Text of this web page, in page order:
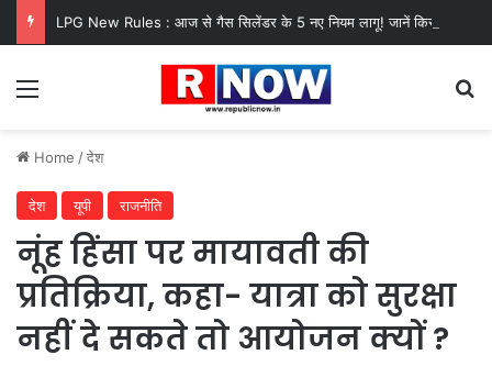
Menu
Home /देश
देश यूपी राजनीति
नूंह हिंसा पर मायावती की
प्रतिक्रिया, कहा- यात्रा को सुरक्षा
नहीं दे सकते तो आयोजन क्यों ?